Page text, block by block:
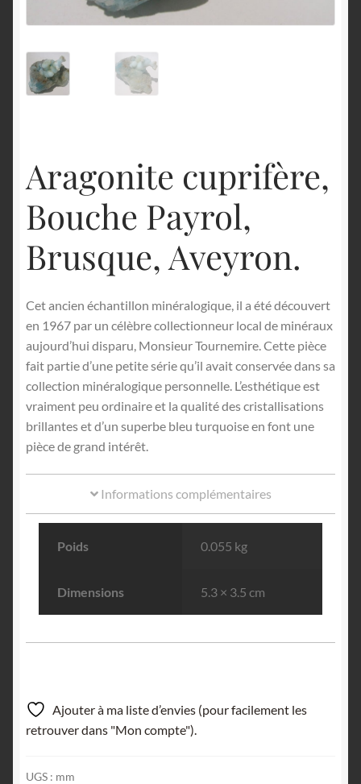
Aragonite cuprifère,
Bouche Payrol,
Brusque, Aveyron.
Cet ancien échantillon minéralogique, il a été découvert
en 1967 par un célèbre collectionneur local de minéraux
aujourd’hui disparu, Monsieur Tournemire. Cette pièce
fait partie d’une petite série qu’il avait conservée dans sa
collection minéralogique personnelle. L’esthétique est
vraiment peu ordinaire et la qualité des cristallisations
brillantes et d’un superbe bleu turquoise en font une
pièce de grand intérêt.
Informations complémentaires
Poids 0.055 kg
Dimensions 5.3 × 3.5 cm
Ajouter à ma liste d’envies (pour facilement les
retrouver dans "Mon compte").
UGS : mm